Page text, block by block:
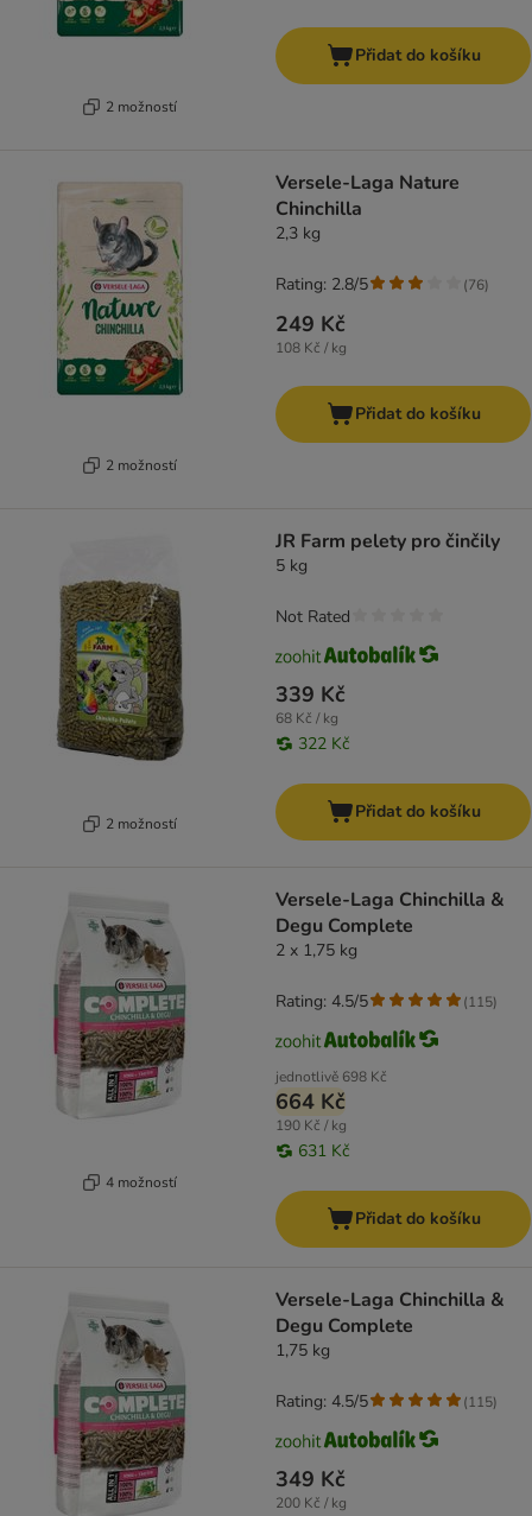
2 možností
Přidat do košíku
2 možností
Versele-Laga Nature
Chinchilla
2,3 kg
249 Kč
108 Kč / kg
Rating: 2.8/5 (76)
Přidat do košíku
2 možností
JR Farm pelety pro činčily
5 kg
339 Kč
68 Kč / kg
322 Kč
Not Rated
Přidat do košíku
4 možností
Versele-Laga Chinchilla &
Degu Complete
2 x 1,75 kg
jednotlivě 698 Kč
664 Kč
190 Kč / kg
631 Kč
Rating: 4.5/5 (115)
Přidat do košíku
Versele-Laga Chinchilla &
Degu Complete
1,75 kg
349 Kč
200 Kč / kg
Rating: 4.5/5 (115)